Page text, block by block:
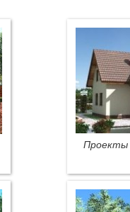
Проекты